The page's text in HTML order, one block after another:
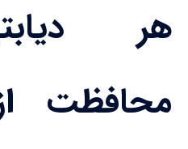
هر
محافظت